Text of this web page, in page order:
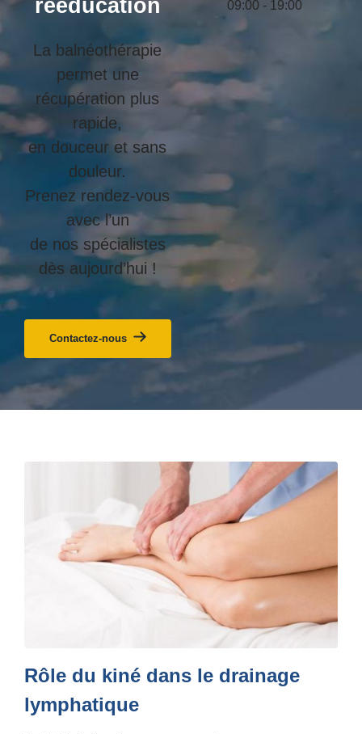
rééducation
La balnéothérapie
permet une
récupération plus
rapide,
en douceur et sans
douleur.
Prenez rendez-vous
avec l’un
de nos spécialistes
dès aujourd’hui !
Contactez-nous
09:00 - 19:00
Rôle du kiné dans le drainage
lymphatique